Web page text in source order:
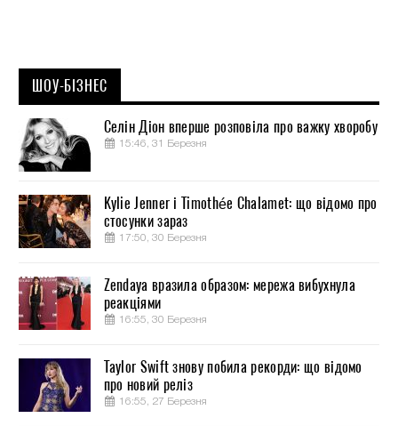
ШОУ-БІЗНЕС
Селін Діон вперше розповіла про важку хворобу
15:46, 31 Березня
Kylie Jenner і Timothée Chalamet: що відомо про
стосунки зараз
17:50, 30 Березня
Zendaya вразила образом: мережа вибухнула
реакціями
16:55, 30 Березня
Taylor Swift знову побила рекорди: що відомо
про новий реліз
16:55, 27 Березня